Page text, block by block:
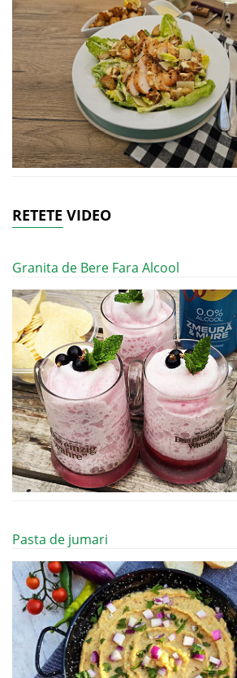
RETETE VIDEO
Granita de Bere Fara Alcool
Pasta de jumari